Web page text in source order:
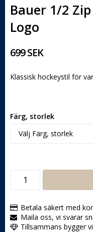
Bauer 1/2
Logo
699 SEK
Klassisk hockeystil för
Färg, storlek
Betala säkert med
Maila oss, vi svarar
Tillsammans bygger